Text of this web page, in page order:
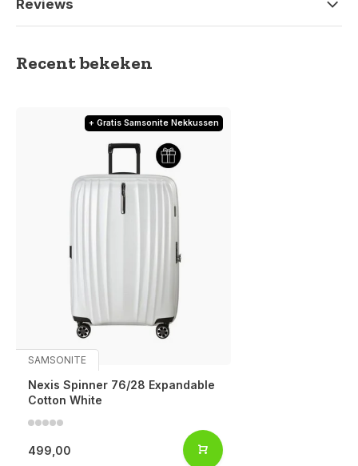
Reviews
Recent bekeken
+ Gratis Samsonite Nekkussen
SAMSONITE
Nexis Spinner 76/28 Expandable
Cotton White
499,00